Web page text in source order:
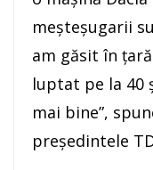
meșteșugarii
am găsit în
luptat pe la 40
mai bine”,
preşedintele